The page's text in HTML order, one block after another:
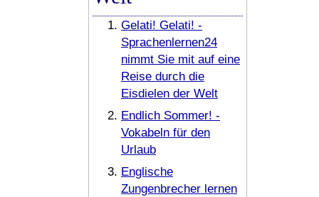
Gelati! Gelati! -
Sprachenlernen24
nimmt Sie mit auf eine
Reise durch die
Eisdielen der Welt
Endlich Sommer! -
Vokabeln für den
Urlaub
Englische
Zungenbrecher lernen